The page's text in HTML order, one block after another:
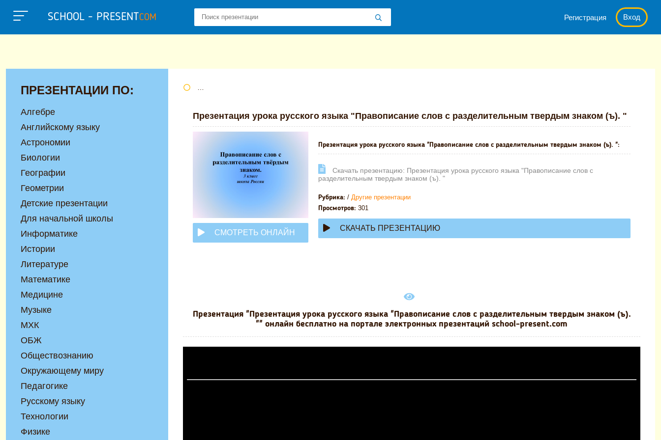
SCHOOL - PRESENTCOM Регистрация Вход
Презентация урока русского языка "Правописание слов с разделительным твердым знаком (ъ). "
СМОТРЕТЬ ОНЛАЙН
Презентация урока русского языка "Правописание слов с разделительным твердым знаком (ъ). ":
Cкачать презентацию: Презентация урока русского языка "Правописание слов с
разделительным твердым знаком (ъ). "
Рубрика: / Другие презентации
Просмотров: 301
СКАЧАТЬ ПРЕЗЕНТАЦИЮ
Презентация "Презентация урока русского языка "Правописание слов с разделительным твердым знаком (ъ).
"" онлайн бесплатно на портале электронных презентаций school-present.com
ПРЕЗЕНТАЦИИ ПО:
Алгебре
Английскому языку
Астрономии
Биологии
Географии
Геометрии
Детские презентации
Для начальной школы
Информатике
Истории
Литературе
Математике
Медицине
Музыке
МХК
ОБЖ
Обществознанию
Окружающему миру
Педагогике
Русскому языку
Технологии
Физике